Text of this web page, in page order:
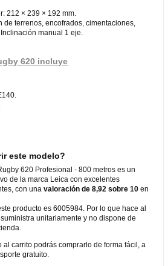
212 × 239 × 192 mm.
de terrenos, encofrados, cimentaciones,
manual 1 eje.
620 incluye
este modelo?
620 Profesional - 800 metros es un
de la marca Leica con excelentes
con unavaloración de 8,92 sobre 10 en
producto es 6005984. Por lo que hace al
unitariamente y no dispone de
carrito podrás comprarlo de forma fácil, a
gratuito.